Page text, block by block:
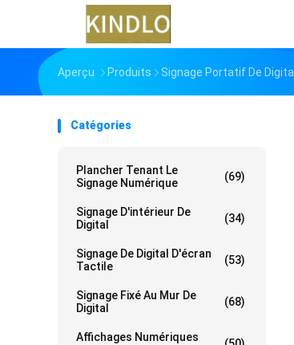
Aperçu Produits Signage Portatif De Digital
Catégories
Plancher Tenant Le
Signage Numérique
(69)
Signage D'intérieur De
Digital
(34)
Signage De Digital D'écran
Tactile
(53)
Signage Fixé Au Mur De
Digital
(68)
Affichages Numériques